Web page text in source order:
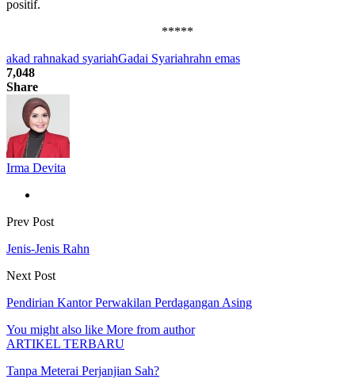
positif.
*****
akad rahnakad syariahGadai Syariahrahn emas
7,048
Share
Irma Devita
Prev Post
Jenis-Jenis Rahn
Next Post
Pendirian Kantor Perwakilan Perdagangan Asing
You might also like More from author
ARTIKEL TERBARU
Tanpa Meterai Perjanjian Sah?